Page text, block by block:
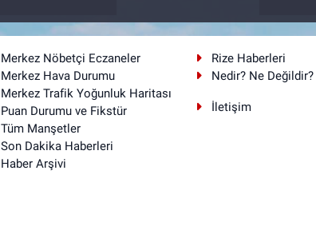
Merkez Nöbetçi Eczaneler
Merkez Hava Durumu
Merkez Trafik Yoğunluk Haritası
Puan Durumu ve Fikstür
Tüm Manşetler
Son Dakika Haberleri
Haber Arşivi
Rize Haberleri
Nedir? Ne Değildir?
İletişim